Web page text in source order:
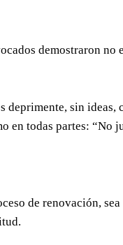
demostraron no
sin ideas,
en todas partes: “No
de renovación,